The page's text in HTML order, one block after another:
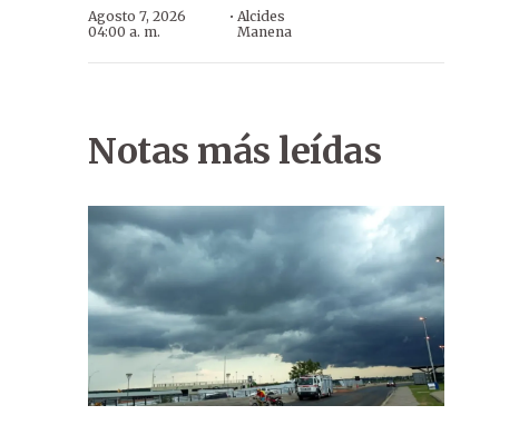
Agosto 7, 2026
04:00 a. m.
·Alcides
Manena
Notas más leídas